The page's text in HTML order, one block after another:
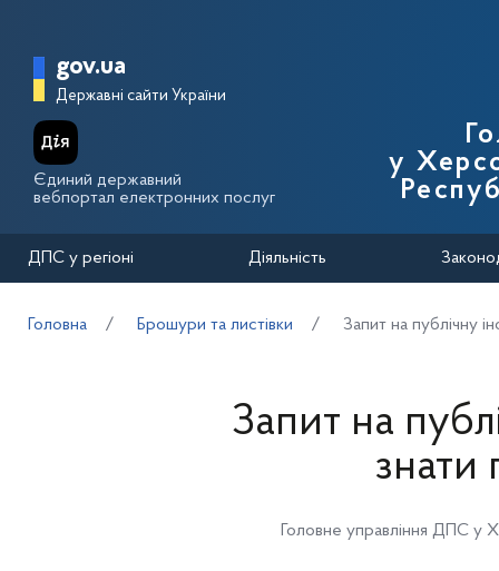
Головна сторінка Державної
gov.ua
Державні сайти України
Єдиний державний
вебпортал електронних послуг
у
ДПС у регіоні Діяльність
Головна Брошури та листівки Запит на публічну
Запит на
Головне управління ДПС у